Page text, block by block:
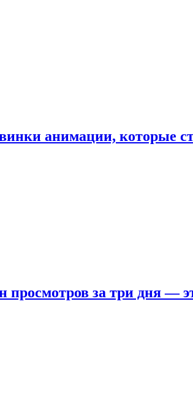
анимации, которые
просмотров за три дня —